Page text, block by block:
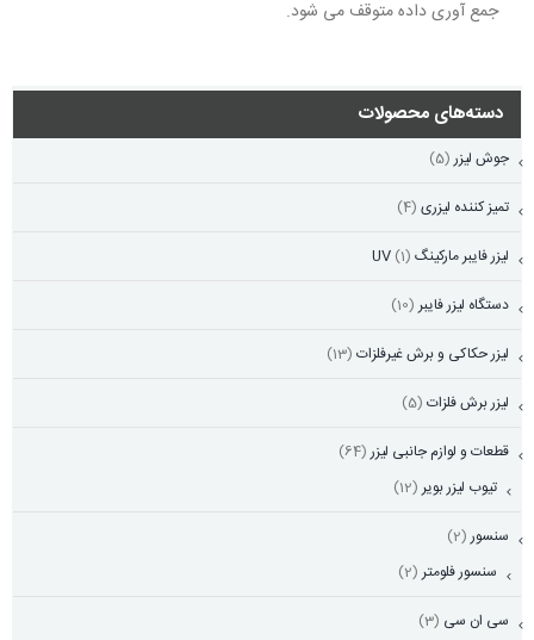
جمع آوری داده متوقف می شود.
دسته‌های محصولات
جوش لیزر (5)
تمیز کننده لیزری (4)
لیزر فایبر مارکینگ UV (1)
دستگاه لیزر فایبر (10)
لیزر حکاکی و برش غیرفلزات (13)
لیزر برش فلزات (5)
قطعات و لوازم جانبی لیزر (64)
تیوب لیزر بویر (12)
سنسور (2)
سنسور فلومتر (2)
سی ان سی (3)